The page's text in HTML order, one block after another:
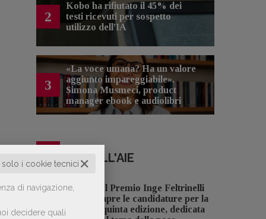
✕
i cookie tecnici
di navigazione,
decidere quali
2
Kobo ha rifiutato il 45% dei
testi ricevuti per sospetto
utilizzo dell’IA
3
«La voce umana? Ha un valore
aggiunto impareggiabile».
Simona Musmeci, product
manager ebook e audiolibri
NOTIZIE DALL'AIE
Il Premio Inge Feltrinelli
apre le candidature per la
quinta edizione, dedicata